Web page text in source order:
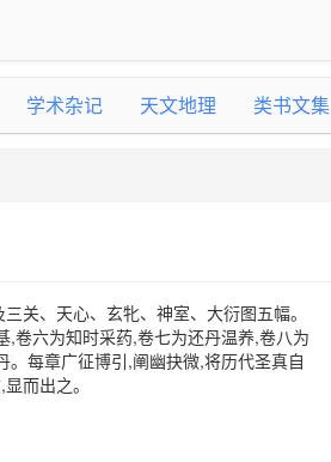
学术杂记 天文地理 类书文集
关、天心、玄牝、神室、大衍图五幅。
卷六为知时采药,卷七为还丹温养,卷八为
每章广征博引,阐幽抉微,将历代圣真自
而出之。